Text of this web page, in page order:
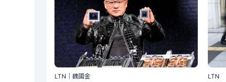
LTN｜魏國金 LTN